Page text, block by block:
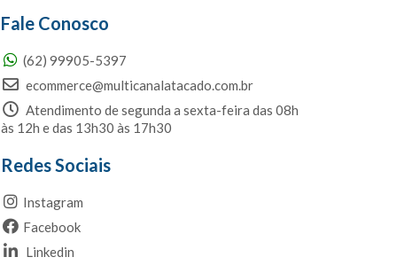
Fale Conosco
(62) 99905-5397
ecommerce@multicanalatacado.com.br
Atendimento de segunda a sexta-feira das 08h
às 12h e das 13h30 às 17h30
Redes Sociais
Instagram
Facebook
Linkedin